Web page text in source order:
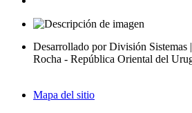
Desarrollado por División Sistemas
Rocha - República Oriental del
Mapa del sitio